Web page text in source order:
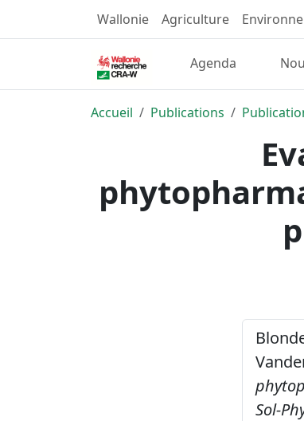
Wallonie Agriculture
Agenda
Accueil Publications
Sol-